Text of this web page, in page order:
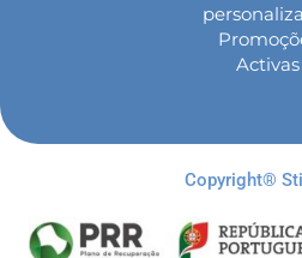
Activas
Copyright®